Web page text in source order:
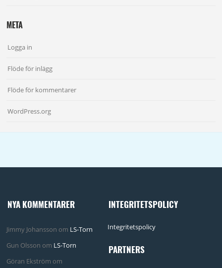
META
Logga in
Flöde för inlägg
Flöde för kommentarer
WordPress.org
NYA KOMMENTARER
Jimmy Johansson om LS-Torn
Gun Olsson om LS-Torn
Göran Ekström om
INTEGRITETSPOLICY
Integritetspolicy
PARTNERS